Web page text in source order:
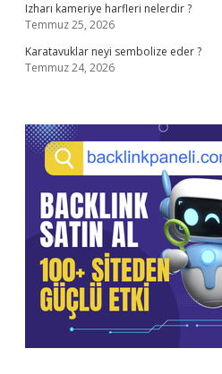
Izharı kameriye harfleri nelerdir ?
Temmuz 25, 2026
Karatavuklar neyi sembolize eder ?
Temmuz 24, 2026